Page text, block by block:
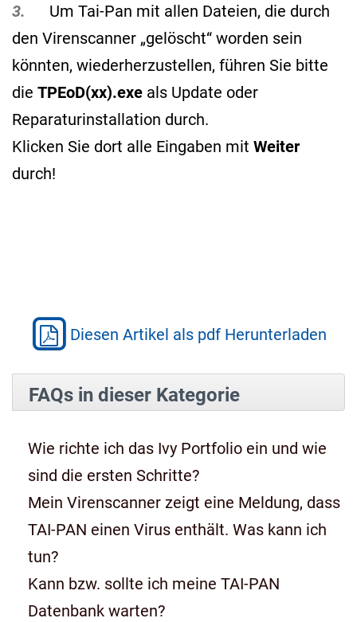
3. Um Tai-Pan mit allen Dateien, die durch
den Virenscanner „gelöscht“ worden sein
könnten, wiederherzustellen, führen Sie bitte
die TPEoD(xx).exe als Update oder
Reparaturinstallation durch.
Klicken Sie dort alle Eingaben mit Weiter
durch!
Diesen Artikel als pdf Herunterladen
FAQs in dieser Kategorie
Wie richte ich das Ivy Portfolio ein und wie
sind die ersten Schritte?
Mein Virenscanner zeigt eine Meldung, dass
TAI-PAN einen Virus enthält. Was kann ich
tun?
Kann bzw. sollte ich meine TAI-PAN
Datenbank warten?